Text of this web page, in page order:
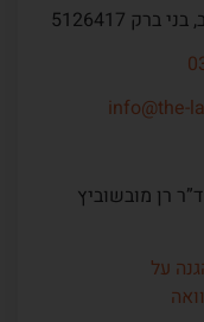
info@the-
רן מובשוביץ
על